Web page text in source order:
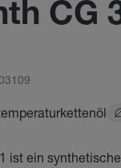
CG
ist ein